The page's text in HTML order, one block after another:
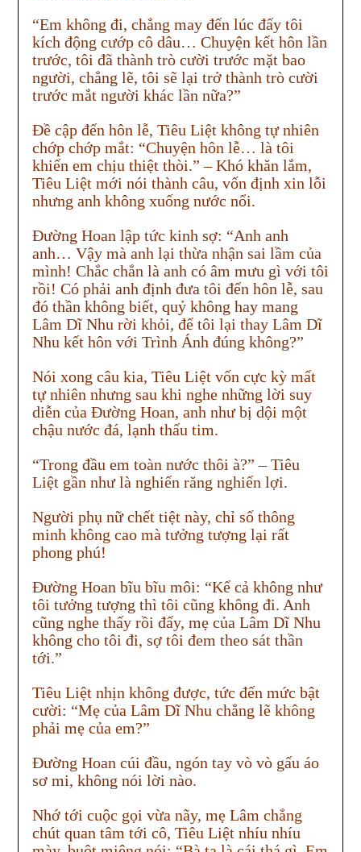
“Em không đi, chẳng may đến lúc đấy tôi
kích động cướp cô dâu… Chuyện kết hôn lần
trước, tôi đã thành trò cười trước mặt bao
người, chẳng lẽ, tôi sẽ lại trở thành trò cười
trước mắt người khác lần nữa?”
Đề cập đến hôn lễ, Tiêu Liệt không tự nhiên
chớp chớp mắt: “Chuyện hôn lễ… là tôi
khiến em chịu thiệt thòi.” – Khó khăn lắm,
Tiêu Liệt mới nói thành câu, vốn định xin lỗi
nhưng anh không xuống nước nổi.
Đường Hoan lập tức kinh sợ: “Anh anh
anh… Vậy mà anh lại thừa nhận sai lầm của
mình! Chắc chắn là anh có âm mưu gì với tôi
rồi! Có phải anh định đưa tôi đến hôn lễ, sau
đó thần không biết, quỷ không hay mang
Lâm Dĩ Nhu rời khỏi, để tôi lại thay Lâm Dĩ
Nhu kết hôn với Trình Ánh đúng không?”
Nói xong câu kia, Tiêu Liệt vốn cực kỳ mất
tự nhiên nhưng sau khi nghe những lời suy
diễn của Đường Hoan, anh như bị dội một
chậu nước đá, lạnh thấu tim.
“Trong đầu em toàn nước thôi à?” – Tiêu
Liệt gần như là nghiến răng nghiến lợi.
Người phụ nữ chết tiệt này, chỉ số thông
minh không cao mà tưởng tượng lại rất
phong phú!
Đường Hoan bĩu bĩu môi: “Kể cả không như
tôi tưởng tượng thì tôi cũng không đi. Anh
cũng nghe thấy rồi đấy, mẹ của Lâm Dĩ Nhu
không cho tôi đi, sợ tôi đem theo sát thần
tới.”
Tiêu Liệt nhịn không được, tức đến mức bật
cười: “Mẹ của Lâm Dĩ Nhu chẳng lẽ không
phải mẹ của em?”
Đường Hoan cúi đầu, ngón tay vò vò gấu áo
sơ mi, không nói lời nào.
Nhớ tới cuộc gọi vừa nãy, mẹ Lâm chẳng
chút quan tâm tới cô, Tiêu Liệt nhíu nhíu